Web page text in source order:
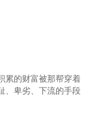
累的财富被那帮穿着
、卑劣、下流的手段